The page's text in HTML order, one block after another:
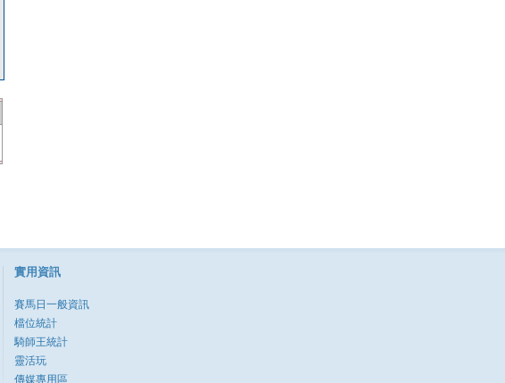
實用資訊
賽馬日一般資訊
檔位統計
騎師王統計
靈活玩
傳媒專用區